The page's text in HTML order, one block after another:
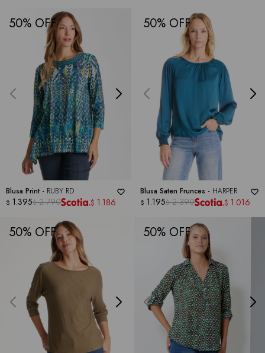
50
Blusa Print - RUBY RD
$ 1.395$ 2.790 $ 1.186
50
Blusa Saten Frunces - HARPER
$ 1.195$ 2.390 $ 1.016
50 50